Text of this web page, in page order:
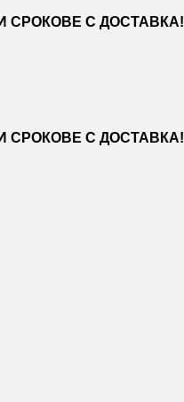
СРОКОВЕ С ДОСТАВКА!
СРОКОВЕ С ДОСТАВКА!